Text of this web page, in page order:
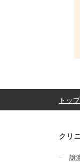
トッ
クリ
譲